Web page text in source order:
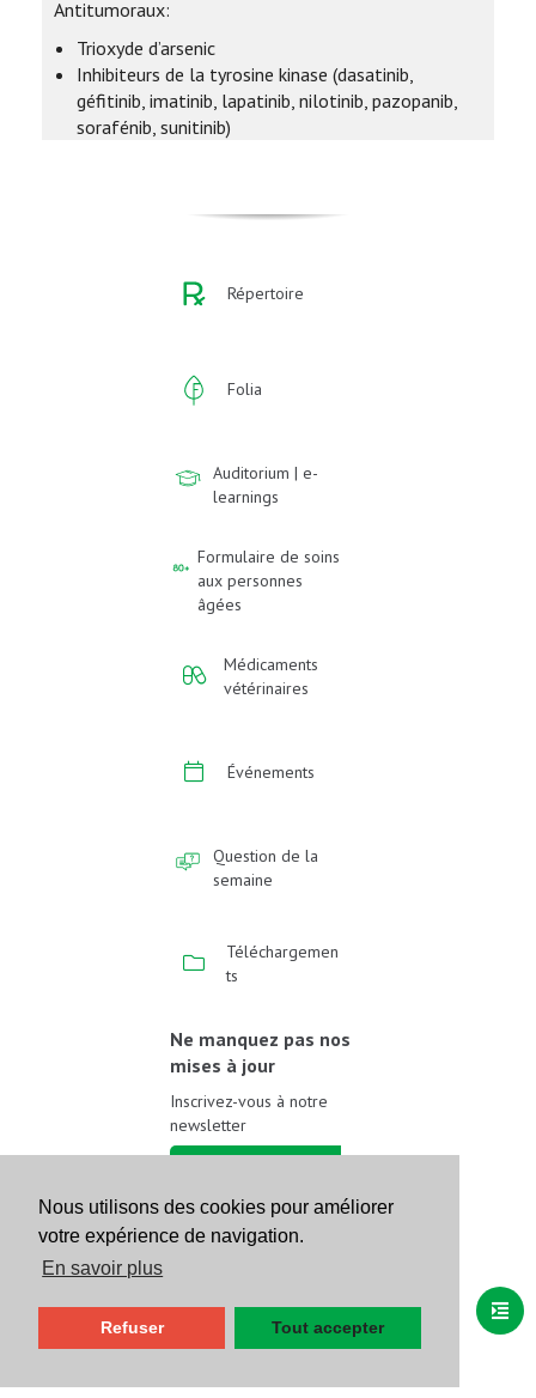
Nous utilisons des cookies pour améliorer
votre expérience de navigation.
En savoir plus
Refuser Tout accepter
Antitumoraux:
Trioxyde d’arsenic
Inhibiteurs de la tyrosine kinase (dasatinib,
géfitinib, imatinib, lapatinib, nilotinib, pazopanib,
sorafénib, sunitinib)
Répertoire
Folia
Auditorium | e-
learnings
Formulaire de soins
aux personnes
âgées
Médicaments
vétérinaires
Événements
Question de la
semaine
Téléchargemen
ts
Ne manquez pas nos
mises à jour
Inscrivez-vous à notre
newsletter
Suivez-nous sur les